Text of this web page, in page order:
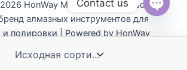
HonWay Materials - Тайваньский
алмазных инструментов для
полировки | Powered by HonWay
Contact us
Open